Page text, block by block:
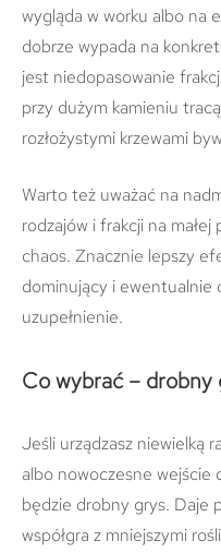
wygląda w worku albo na
dobrze wypada na
jest niedopasowanie
przy dużym kamieniu
rozłożystymi krzewami
Warto też uważać na
rodzajów i frakcji na
chaos. Znacznie lepszy
dominujący i ewentualnie
uzupełnienie.
Co wybrać – drobny
Jeśli urządzasz niewielką
albo nowoczesne
będzie drobny grys. Daje
współgra z mniejszymi